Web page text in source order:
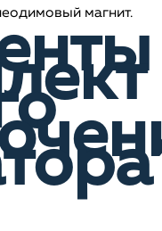
магнит.